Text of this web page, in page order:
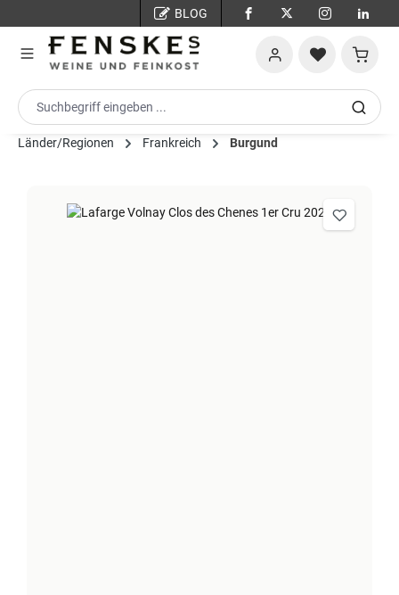
BLOG
Länder/Regionen Frankreich Burgund